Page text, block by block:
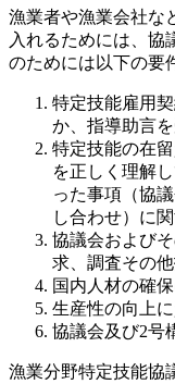
漁業者や漁業会社な
入れるためには、協
のためには以下の要
特定技能雇用
か、指導助言
特定技能の在
を正しく理解
った事項（協
し合わせ）に
協議会および
求、調査その
国内人材の確
生産性の向上
協議会及び2号
漁業分野特定技能協